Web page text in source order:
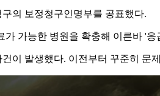
의 보정청구인명부를 공표했다.
가능한 병원을 확충해 이른바 '
이 발생했다. 이전부터 꾸준히 문